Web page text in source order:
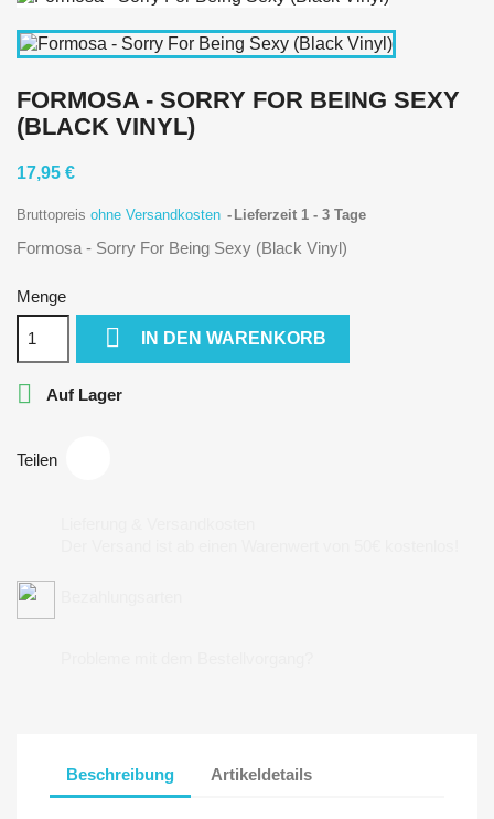
FORMOSA - SORRY FOR BEING SEXY
(BLACK VINYL)
17,95 €
Bruttopreis ohne Versandkosten Lieferzeit 1 - 3 Tage
Formosa - Sorry For Being Sexy (Black Vinyl)
Menge
 IN DEN WARENKORB
 Auf Lager
Teilen
Beschreibung Artikeldetails